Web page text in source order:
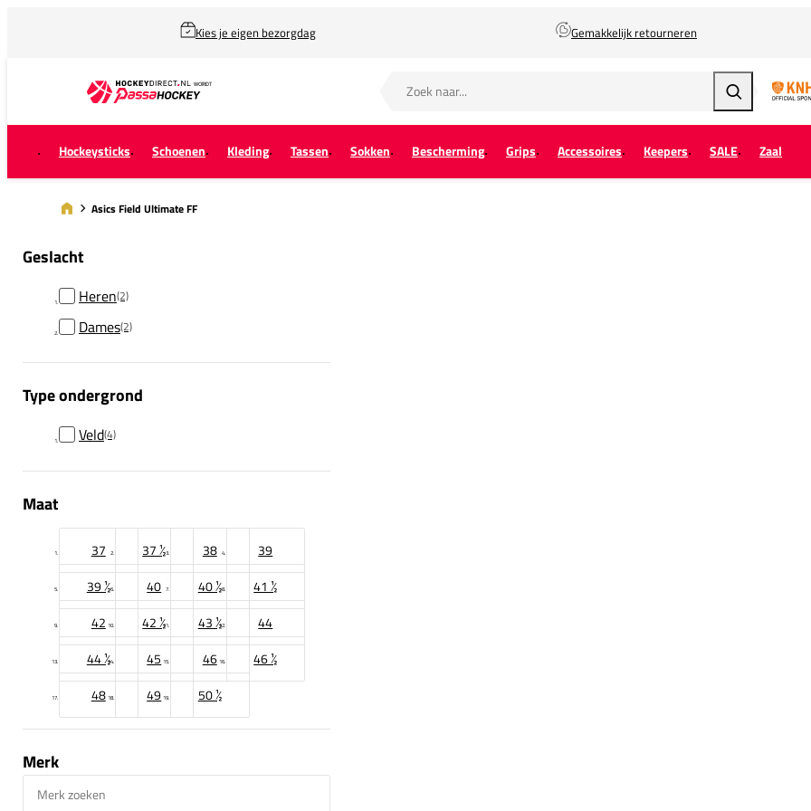
Kies je eigen bezorgdag Gemakkelijk retourneren
Zoeken
Hockeysticks Schoenen Kleding Tassen Sokken Bescherming Grips Accessoires Keepers SALE Zaal
Asics Field Ultimate FF
Geslacht
Heren(2)
Dames(2)
Type ondergrond
Veld(4)
Maat
37 37 ½ 38
39
39 ½
40 40 ½
41 ½
42
42 ½ 43 ½
44
44 ½
45 46
46 ½
48
49 50 ½
Merk